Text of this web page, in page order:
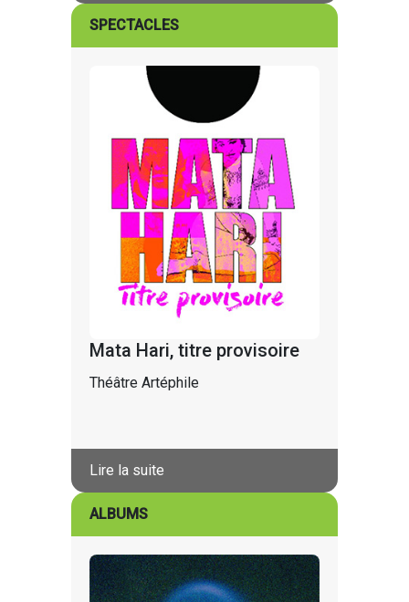
SPECTACLES
Mata Hari, titre provisoire
Théâtre Artéphile
Lire la suite
ALBUMS